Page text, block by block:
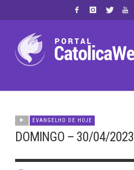
EVANGELHO DE HOJE
DOMINGO – 30/04/2023